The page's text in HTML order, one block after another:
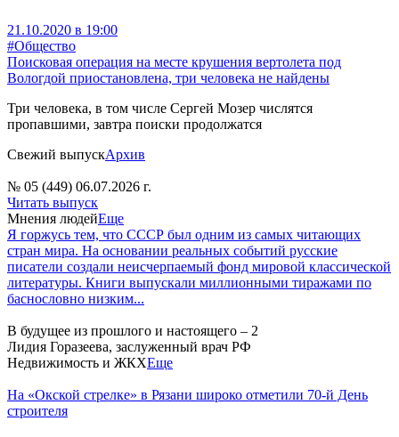
21.10.2020 в 19:00
#Общество
Поисковая операция на месте крушения вертолета под
Вологдой приостановлена, три человека не найдены
Три человека, в том числе Сергей Мозер числятся
пропавшими, завтра поиски продолжатся
Свежий выпускАрхив
№ 05 (449) 06.07.2026 г.
Читать выпуск
Мнения людейЕще
Я горжусь тем, что СССР был одним из самых читающих
стран мира. На основании реальных событий русские
писатели создали неисчерпаемый фонд мировой классической
литературы. Книги выпускали миллионными тиражами по
баснословно низким...
В будущее из прошлого и настоящего – 2
Лидия Горазеева, заслуженный врач РФ
Недвижимость и ЖКХЕще
На «Окской стрелке» в Рязани широко отметили 70-й День
строителя